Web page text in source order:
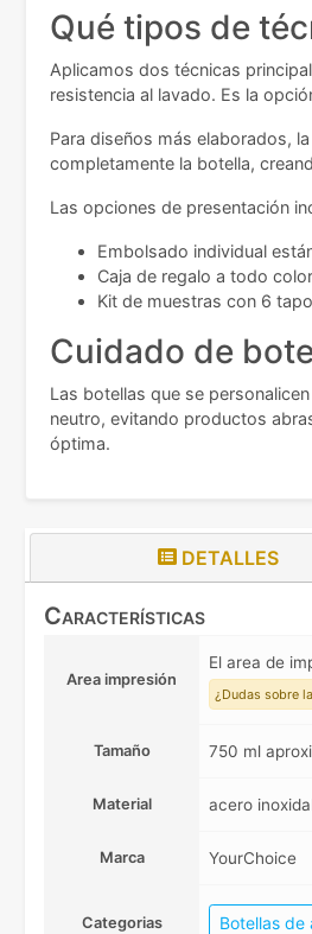
Qué tipos de
Aplicamos dos técnicas
resistencia al lavado. Es la
Para diseños más elaborados, la
completamente la botella,
Las opciones de presentación
Embolsado individual
Caja de regalo a todo
Kit de muestras con 6
Cuidado de
Las botellas que se
neutro, evitando productos
óptima.
DETALLES
Características
Area impresión
El area de
¿Dudas sobre
Tamaño 750 ml
Material acero
Marca YourChoice
Categorias Botellas de